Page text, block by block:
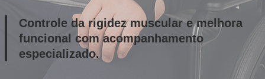
Controle da rigidez muscular e melhora
funcional com acompanhamento
especializado.